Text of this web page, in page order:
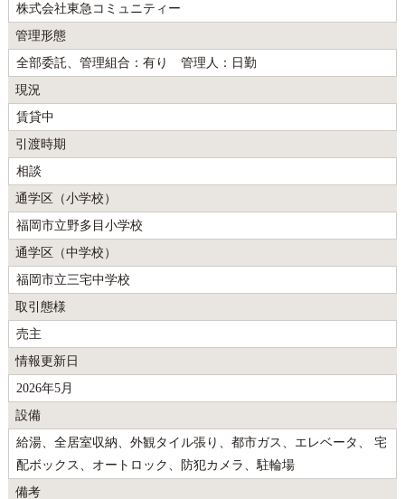
株式会社東急コミュニティー
管理形態
全部委託、管理組合：有り 管理人：日勤
現況
賃貸中
引渡時期
相談
通学区（小学校）
福岡市立野多目小学校
通学区（中学校）
福岡市立三宅中学校
取引態様
売主
情報更新日
2026年5月
設備
給湯、全居室収納、外観タイル張り、都市ガス、エレベータ、 宅
配ボックス、オートロック、防犯カメラ、駐輪場
備考